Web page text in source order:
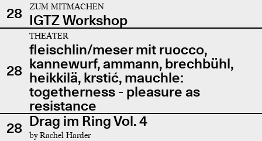
28
ZUM MITMACHEN
IGTZ Workshop
28
THEATER
fleischlin/meser mit ruocco,
kannewurf, ammann, brechbühl,
heikkilä, krstić, mauchle:
togetherness - pleasure as
resistance
28 Drag im Ring Vol. 4
by Rachel Harder